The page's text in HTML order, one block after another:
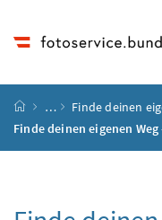
Startseite
…
Finde deinen
Finde deinen eigenen